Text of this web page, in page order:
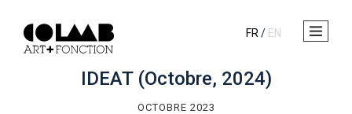
FR / EN
IDEAT (Octobre, 2024)
OCTOBRE 2023